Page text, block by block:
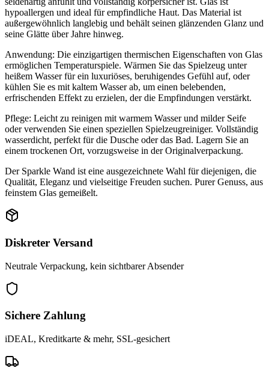
hypoallergen und ideal für empfindliche Haut. Das Material ist
außergewöhnlich langlebig und behält seinen glänzenden Glanz und
seine Glätte über Jahre hinweg.
Anwendung: Die einzigartigen thermischen Eigenschaften von Glas
ermöglichen Temperaturspiele. Wärmen Sie das Spielzeug unter
heißem Wasser für ein luxuriöses, beruhigendes Gefühl auf, oder
kühlen Sie es mit kaltem Wasser ab, um einen belebenden,
erfrischenden Effekt zu erzielen, der die Empfindungen verstärkt.
Pflege: Leicht zu reinigen mit warmem Wasser und milder Seife
oder verwenden Sie einen speziellen Spielzeugreiniger. Vollständig
wasserdicht, perfekt für die Dusche oder das Bad. Lagern Sie an
einem trockenen Ort, vorzugsweise in der Originalverpackung.
Der Sparkle Wand ist eine ausgezeichnete Wahl für diejenigen, die
Qualität, Eleganz und vielseitige Freuden suchen. Purer Genuss, aus
feinstem Glas gemeißelt.
Diskreter Versand
Neutrale Verpackung, kein sichtbarer Absender
Sichere Zahlung
iDEAL, Kreditkarte & mehr, SSL-gesichert